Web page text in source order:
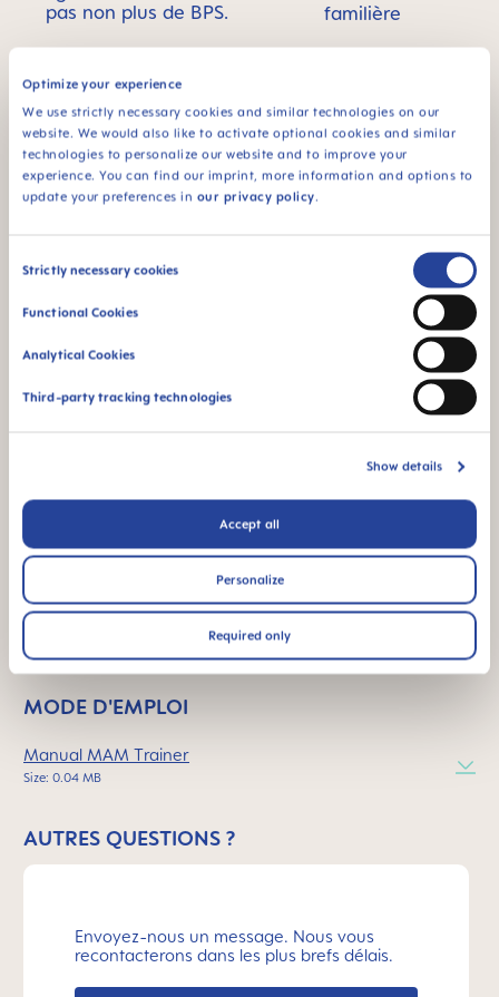
Optimize your experience
We use strictly necessary cookies and similar technologies on our
website. We would also like to activate optional cookies and similar
technologies to personalize our website and to improve your
experience. You can find our imprint, more information and options to
update your preferences in our privacy policy.
Consent
Strictly necessary cookies
Functional Cookies
Analytical Cookies
Third-party tracking technologies
Show details
Accept all
Personalize
Required only
pas non plus de BPS.
familière
Extra-soft spout –
ideal for baby’s first
Antifuite - idéal pour
les premiers essais
Pour les bébés dès
FAQ
When does baby switch over from the bottle
MODE D'EMPLOI
Manual MAM Trainer
Size: 0.04 MB
AUTRES QUESTIONS ?
Envoyez-nous un message. Nous vous
recontacterons dans les plus brefs délais.